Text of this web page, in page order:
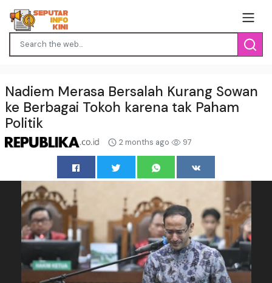
Nadiem Merasa Bersalah Kurang Sowan
ke Berbagai Tokoh karena tak Paham
Politik
2 months ago 97